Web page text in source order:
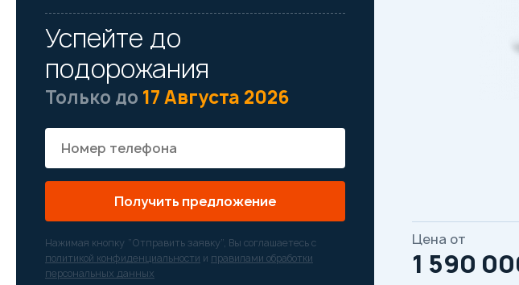
Успейте до
подорожания
Только до 17 Августа 2026
Получить предложение
Нажимая кнопку “Отправить заявку”, Вы соглашаетесь с
политикой конфиденциальности и правилами обработки
персональных данных
Цена от
1 590